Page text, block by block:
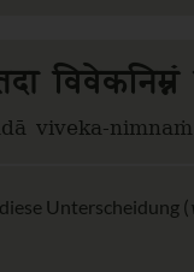
viveka-
Unterscheidung (